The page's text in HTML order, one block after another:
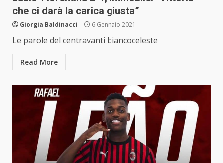
che ci darà la carica giusta”
Giorgia Baldinacci 6 Gennaio 2021
Le parole del centravanti biancoceleste
Read More